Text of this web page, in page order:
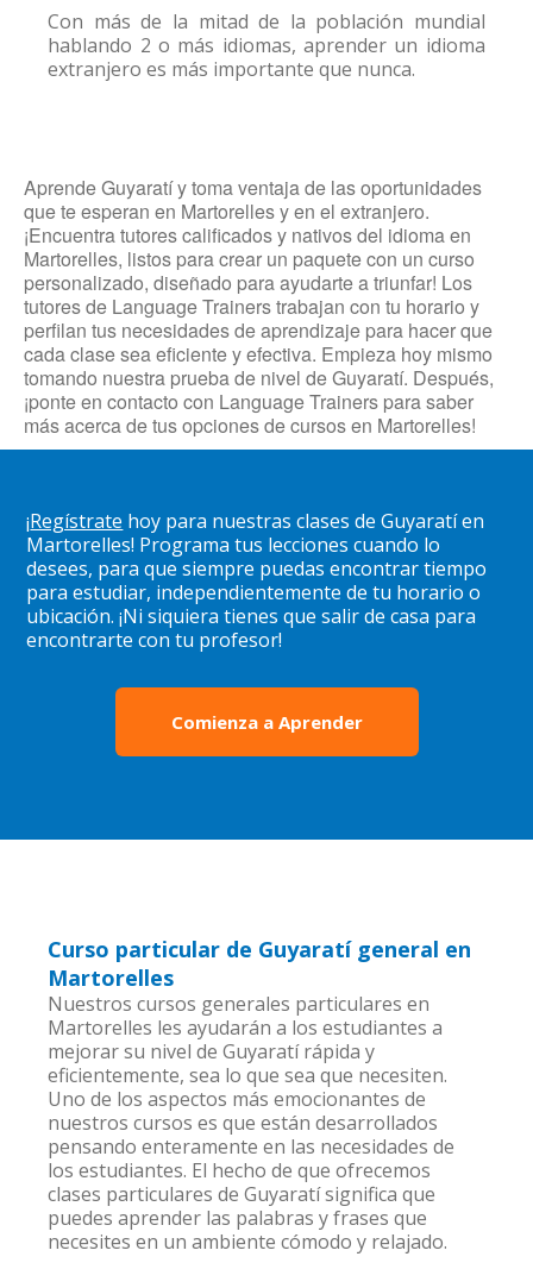
Con más de la mitad de la población mundial
hablando 2 o más idiomas, aprender un idioma
extranjero es más importante que nunca.
Aprende Guyaratí y toma ventaja de las oportunidades
que te esperan en Martorelles y en el extranjero.
¡Encuentra tutores calificados y nativos del idioma en
Martorelles, listos para crear un paquete con un curso
personalizado, diseñado para ayudarte a triunfar! Los
tutores de Language Trainers trabajan con tu horario y
perfilan tus necesidades de aprendizaje para hacer que
cada clase sea eficiente y efectiva. Empieza hoy mismo
tomando nuestra prueba de nivel de Guyaratí. Después,
¡ponte en contacto con Language Trainers para saber
más acerca de tus opciones de cursos en Martorelles!
¡Regístrate hoy para nuestras clases de Guyaratí en
Martorelles! Programa tus lecciones cuando lo
desees, para que siempre puedas encontrar tiempo
para estudiar, independientemente de tu horario o
ubicación. ¡Ni siquiera tienes que salir de casa para
encontrarte con tu profesor!
Comienza a Aprender
Curso particular de Guyaratí general en
Martorelles
Nuestros cursos generales particulares en
Martorelles les ayudarán a los estudiantes a
mejorar su nivel de Guyaratí rápida y
eficientemente, sea lo que sea que necesiten.
Uno de los aspectos más emocionantes de
nuestros cursos es que están desarrollados
pensando enteramente en las necesidades de
los estudiantes. El hecho de que ofrecemos
clases particulares de Guyaratí significa que
puedes aprender las palabras y frases que
necesites en un ambiente cómodo y relajado.